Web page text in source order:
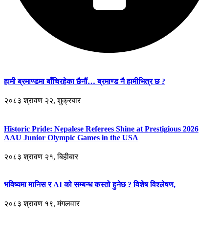
हामी ब्रमाण्डमा बाँचिरहेका छैनौं… ब्रमाण्ड नै हामीभित्र छ ?
२०८३ श्रावण २२, शुक्रबार
Historic Pride: Nepalese Referees Shine at Prestigious 2026
AAU Junior Olympic Games in the USA
२०८३ श्रावण २१, बिहीबार
भविष्यमा मानिस र AI को सम्बन्ध कस्तो हुनेछ ? विशेष विश्लेषण,
२०८३ श्रावण १९, मंगलवार